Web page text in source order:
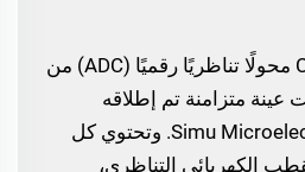
01 مقدمة: يُعد CM2248 محولًا تناظريًا رقميًا (ADC) من
ذات عينة متزامنة تم إطلاقه
بواسطة شركة Simu Microelectronics. وتحتوي كل
الكهربائي التناظري،